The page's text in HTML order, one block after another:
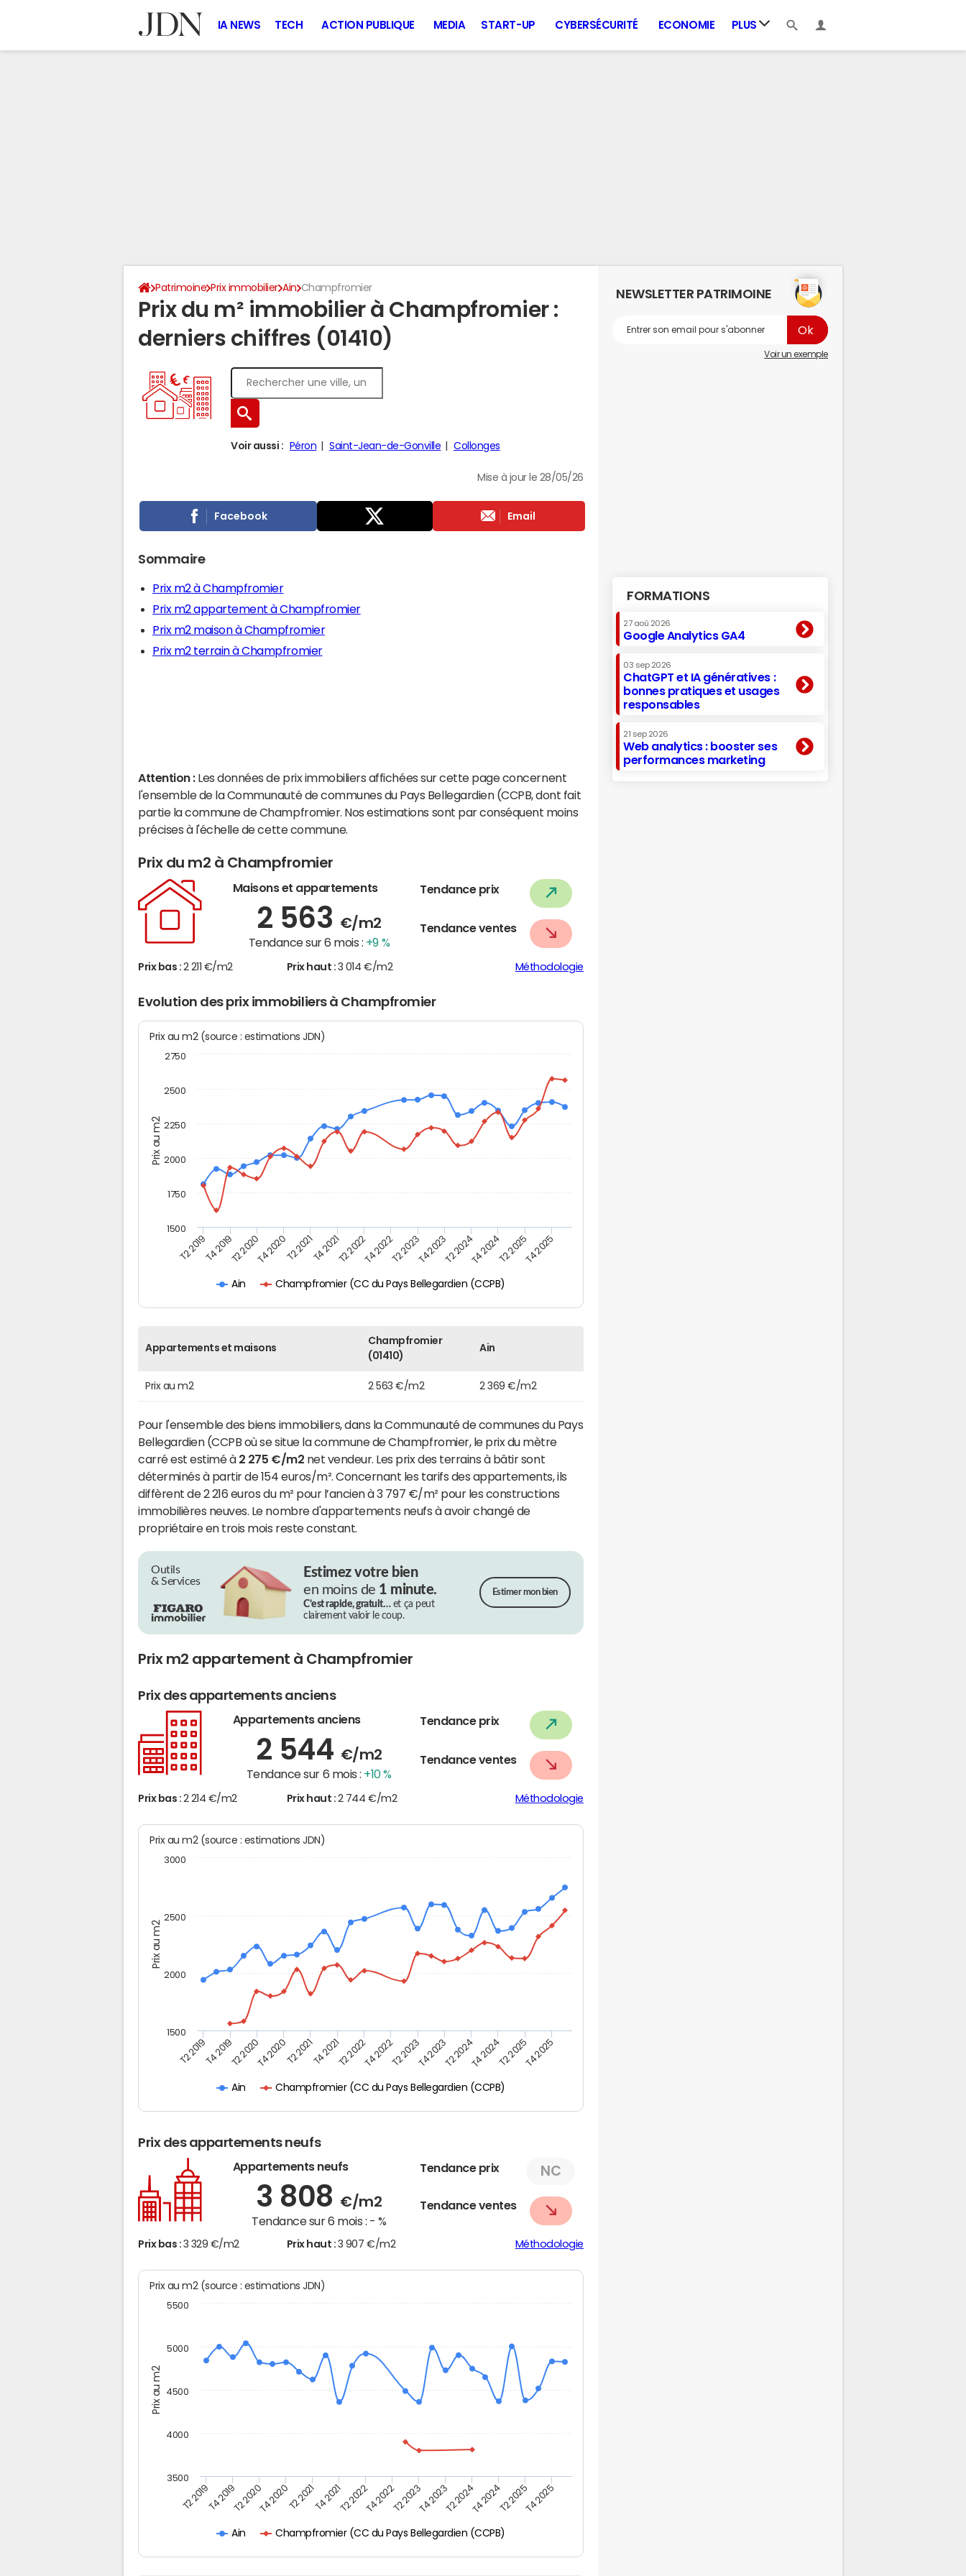
IA NEWS TECH ACTION PUBLIQUE MEDIA START-UP CYBERSÉCURITÉ ECONOMIE PLUS
Patrimoine Prix immobilier Ain Champfromier
Prix du m² immobilier à Champfromier :
derniers chiffres (01410)
Voir aussi : Péron Saint-Jean-de-Gonville Collonges
Mise à jour le 28/05/26
Facebook Email
Sommaire
Prix m2 à Champfromier
Prix m2 appartement à Champfromier
Prix m2 maison à Champfromier
Prix m2 terrain à Champfromier
Attention : Les données de prix immobiliers affichées sur cette page concernent
l'ensemble de la Communauté de communes du Pays Bellegardien (CCPB, dont fait
partie la commune de Champfromier. Nos estimations sont par conséquent moins
précises à l'échelle de cette commune.
Prix du m2 à Champfromier
Maisons et appartements
2 563 €/m2
Tendance sur 6 mois : +9 %
Tendance prix
Tendance ventes
Prix bas : 2 211 €/m2 Prix haut : 3 014 €/m2 Méthodologie
Evolution des prix immobiliers à Champfromier
Prix au m2
Prix au m2 (source : estimations JDN)
Ain Champfromier (CC du Pays Bellegardien (CCPB)
T2 2019T4 2019T2 2020T4 2020T2 2021T4 2021T2 2022T4 2022T2 2023T4 2023T2 2024T4 2024T2 2025T4 2025
1500
1750
2000
2250
2500
2750
Appartements et maisons
Champfromier
(01410)
Ain
Prix au m2 2 563 €/m2 2 369 €/m2
Pour l'ensemble des biens immobiliers, dans la Communauté de communes du Pays
Bellegardien (CCPB où se situe la commune de Champfromier, le prix du mètre
carré est estimé à 2 275 €/m2 net vendeur. Les prix des terrains à bâtir sont
déterminés à partir de 154 euros/m². Concernant les tarifs des appartements, ils
diffèrent de 2 216 euros du m² pour l’ancien à 3 797 €/m² pour les constructions
immobilières neuves. Le nombre d'appartements neufs à avoir changé de
propriétaire en trois mois reste constant.
Outils
& Services
Estimez votre bien
en moins de 1 minute.
C’est rapide, gratuit…et ça peut
clairement valoir le coup.
Estimer mon bien
Prix m2 appartement à Champfromier
Prix des appartements anciens
Appartements anciens
2 544 €/m2
Tendance sur 6 mois : +10 %
Tendance prix
Tendance ventes
Prix bas : 2 214 €/m2 Prix haut : 2 744 €/m2 Méthodologie
Prix au m2
Prix au m2 (source : estimations JDN)
Ain Champfromier (CC du Pays Bellegardien (CCPB)
T2 2019T4 2019T2 2020T4 2020T2 2021T4 2021T2 2022T4 2022T2 2023T4 2023T2 2024T4 2024T2 2025T4 2025
1500
2000
2500
3000
Prix des appartements neufs
Appartements neufs
3 808 €/m2
Tendance sur 6 mois : - %
Tendance prix NC
Tendance ventes
Prix bas : 3 329 €/m2 Prix haut : 3 907 €/m2 Méthodologie
Prix au m2
Prix au m2 (source : estimations JDN)
Ain Champfromier (CC du Pays Bellegardien (CCPB)
T2 2019T4 2019T2 2020T4 2020T2 2021T4 2021T2 2022T4 2022T2 2023T4 2023T2 2024T4 2024T2 2025T4 2025
3500
4000
4500
5000
5500
NEWSLETTER PATRIMOINE
Voir un exemple
FORMATIONS
27 aoû 2026
Google Analytics GA4
03 sep 2026
ChatGPT et IA génératives :
bonnes pratiques et usages
responsables
21 sep 2026
Web analytics : booster ses
performances marketing